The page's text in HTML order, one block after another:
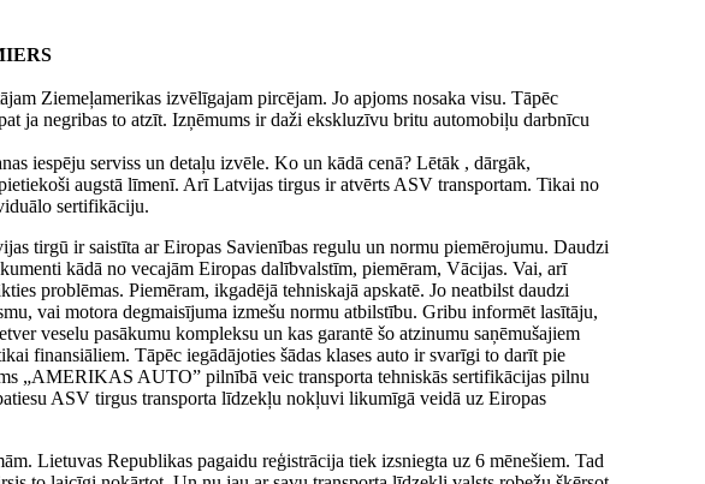
Ziemeļamerikas izvēlīgajam pircējam. Jo apjoms nosaka visu. Tāpēc
ja negribas to atzīt. Izņēmums ir daži ekskluzīvu britu automobiļu darbnīcu
iespēju serviss un detaļu izvēle. Ko un kādā cenā? Lētāk , dārgāk,
augstā līmenī. Arī Latvijas tirgus ir atvērts ASV transportam. Tikai no
sertifikāciju.
tirgū ir saistīta ar Eiropas Savienības regulu un normu piemērojumu. Daudzi
kādā no vecajām Eiropas dalībvalstīm, piemēram, Vācijas. Vai, arī
problēmas. Piemēram, ikgadējā tehniskajā apskatē. Jo neatbilst daudzi
vai motora degmaisījuma izmešu normu atbilstību. Gribu informēt lasītāju,
veselu pasākumu kompleksu un kas garantē šo atzinumu saņēmušajiem
finansiāliem. Tāpēc iegādājoties šādas klases auto ir svarīgi to darīt pie
„AMERIKAS AUTO” pilnībā veic transporta tehniskās sertifikācijas pilnu
ASV tirgus transporta līdzekļu nokļuvi likumīgā veidā uz Eiropas
Lietuvas Republikas pagaidu reģistrācija tiek izsniegta uz 6 mēnešiem. Tad